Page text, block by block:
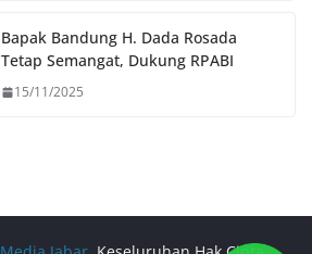
Bapak Bandung H. Dada Rosada
Tetap Semangat, Dukung RPABI
15/11/2025